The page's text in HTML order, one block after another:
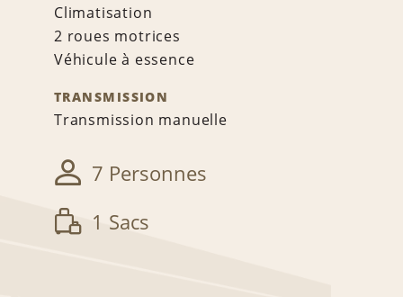
Climatisation
2 roues motrices
Véhicule à essence
TRANSMISSION
Transmission manuelle
7 Personnes
1 Sacs